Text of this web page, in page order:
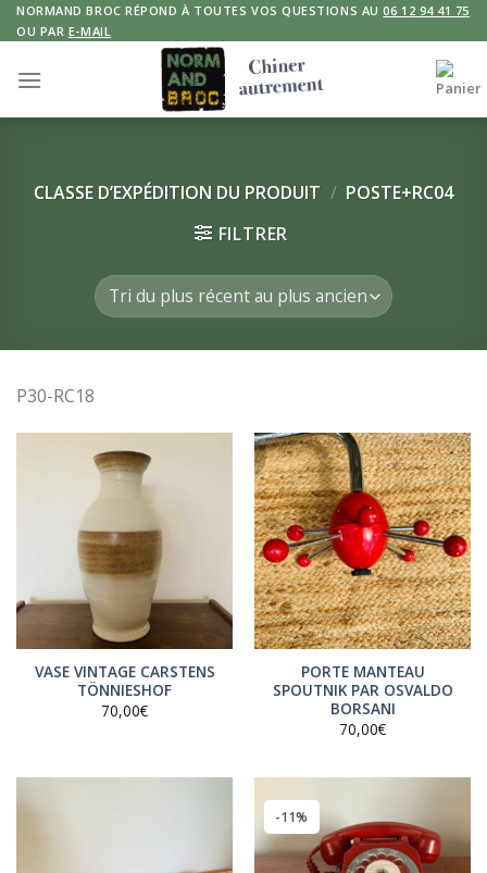
Skip
to
NORMAND BROC RÉPOND À TOUTES VOS QUESTIONS AU06 12 94 41 75
OU PAR E-MAIL
CLASSE D’EXPÉDITION DU PRODUIT / POSTE+RC04
FILTRER
P30-RC18
VASE VINTAGE CARSTENS
TÖNNIESHOF
70,00€
PORTE MANTEAU
SPOUTNIK PAR OSVALDO
BORSANI
70,00€
-11%